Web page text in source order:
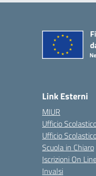
Link Esterni
MIUR
Ufficio
Ufficio
Scuola in Chiaro
Iscrizioni On
Invalsi